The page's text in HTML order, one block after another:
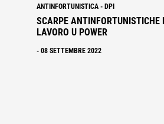
ANTINFORTUNISTICA - DPI
SCARPE ANTINFORTUNISTICHE
LAVORO U POWER
- 08 SETTEMBRE 2022